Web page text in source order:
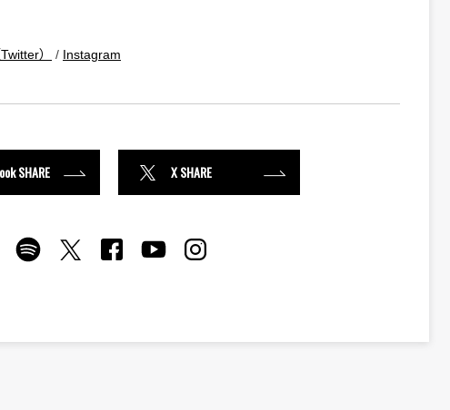
） / Instagram
SHARE X SHARE